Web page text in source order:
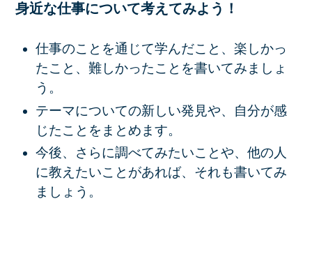
身近な仕事について考えてみよう！
仕事のことを通じて学んだこと、楽しかっ
たこと、難しかったことを書いてみましょ
う。
テーマについての新しい発見や、自分が感
じたことをまとめます。
今後、さらに調べてみたいことや、他の人
に教えたいことがあれば、それも書いてみ
ましょう。